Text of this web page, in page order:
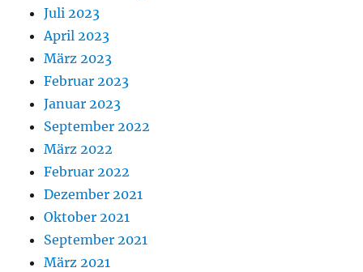
Juli 2023
April 2023
März 2023
Februar 2023
Januar 2023
September 2022
März 2022
Februar 2022
Dezember 2021
Oktober 2021
September 2021
März 2021